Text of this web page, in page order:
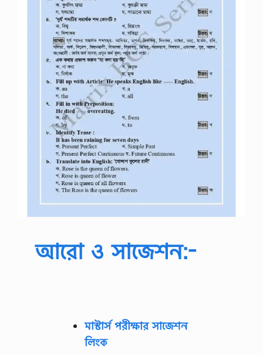
আরো ও সাজেশন:-
মাস্টার্স পরীক্ষার সাজেশন
লিংক